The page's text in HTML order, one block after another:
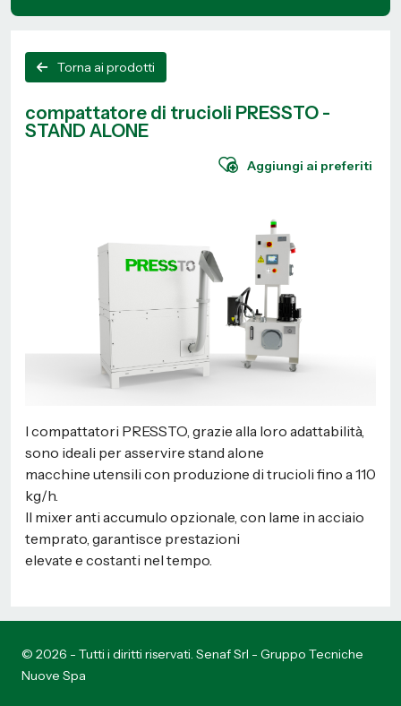
Torna ai prodotti
compattatore di trucioli PRESSTO -
STAND ALONE
Aggiungi ai preferiti
I compattatori PRESSTO, grazie alla loro adattabilità,
sono ideali per asservire stand alone
macchine utensili con produzione di trucioli fino a 110
kg/h.
Il mixer anti accumulo opzionale, con lame in acciaio
temprato, garantisce prestazioni
elevate e costanti nel tempo.
© 2026 - Tutti i diritti riservati. Senaf Srl - Gruppo Tecniche
Nuove Spa